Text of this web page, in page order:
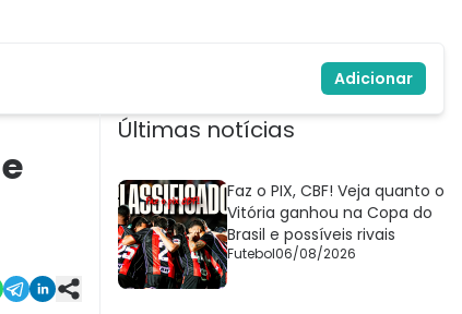
Adicionar
Últimas notícias
Faz o PIX, CBF! Veja quanto o
Vitória ganhou na Copa do
Brasil e possíveis rivais
Futebol06/08/2026